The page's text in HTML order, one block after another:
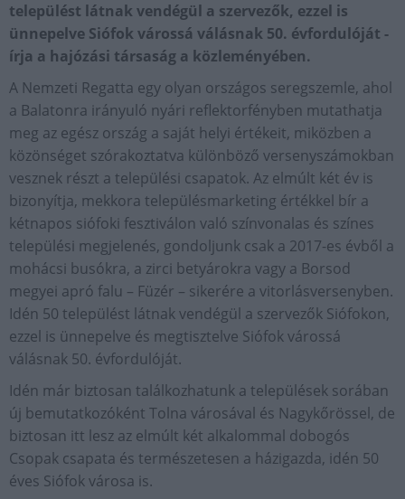
települést látnak vendégül a szervezők, ezzel is
ünnepelve Siófok várossá válásnak 50. évfordulóját -
írja a hajózási társaság a közleményében.
A Nemzeti Regatta egy olyan országos seregszemle, ahol
a Balatonra irányuló nyári reflektorfényben mutathatja
meg az egész ország a saját helyi értékeit, miközben a
közönséget szórakoztatva különböző versenyszámokban
vesznek részt a települési csapatok. Az elmúlt két év is
bizonyítja, mekkora településmarketing értékkel bír a
kétnapos siófoki fesztiválon való színvonalas és színes
települési megjelenés, gondoljunk csak a 2017-es évből a
mohácsi busókra, a zirci betyárokra vagy a Borsod
megyei apró falu – Füzér – sikerére a vitorlásversenyben.
Idén 50 települést látnak vendégül a szervezők Siófokon,
ezzel is ünnepelve és megtisztelve Siófok várossá
válásnak 50. évfordulóját.
Idén már biztosan találkozhatunk a települések sorában
új bemutatkozóként Tolna városával és Nagykőrössel, de
biztosan itt lesz az elmúlt két alkalommal dobogós
Csopak csapata és természetesen a házigazda, idén 50
éves Siófok városa is.